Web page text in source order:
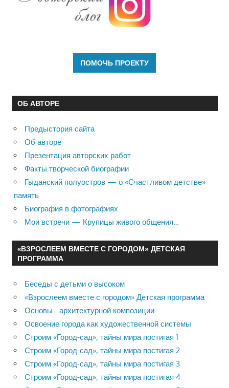
ОБ АВТОРЕ
Предыстория сайта
Об авторе
Презентация авторских работ
Факты творческой биографии
Гыданский полуостров — о «Счастливом детстве»
память
Биография в фотографиях
Мои встречи — Крупицы живого общения…
«ВЗРОСЛЕЕМ ВМЕСТЕ С ГОРОДОМ» ДЕТСКАЯ
ПРОГРАММА
Беседы с детьми о высоком
«Взрослеем вместе с городом» Детская программа
Основы архитектурной композиции
Освоение города как художественной системы
Строим «Город-сад», тайны мира постигая 1
Строим «Город-сад», тайны мира постигая 2
Строим «Город-сад», тайны мира постигая 3
Строим «Город-сад», тайны мира постигая 4